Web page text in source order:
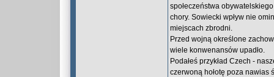
społeczeństwa
chory. Sowiecki wpływ nie
miejscach zbrodni.
Przed wojną określone
wiele konwenansów upadło.
Podałeś przykład Czech -
czerwoną hołotę poza nawias